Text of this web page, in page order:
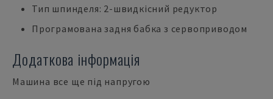
Тип шпинделя: 2-швидкісний редуктор
Програмована задня бабка з сервоприводом
Додаткова інформація
Машина все ще під напругою